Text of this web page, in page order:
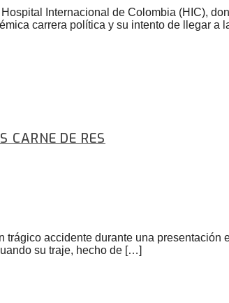
Internacional de Colombia (HIC),
carrera política y su intento de llegar a
CARNE DE RES
accidente durante una presentación
su traje, hecho de […]